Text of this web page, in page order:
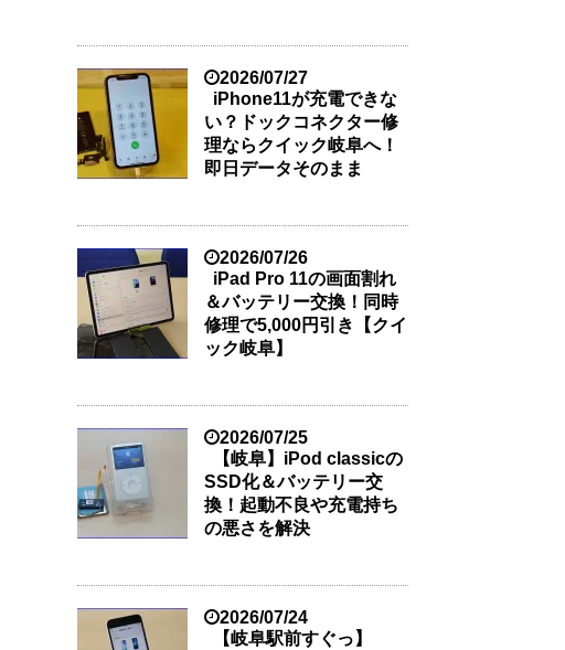
2026/07/27
iPhone11が充電できな
い？ドックコネクター修
理ならクイック岐阜へ！
即日データそのまま
2026/07/26
iPad Pro 11の画面割れ
＆バッテリー交換！同時
修理で5,000円引き【クイ
ック岐阜】
2026/07/25
【岐阜】iPod classicの
SSD化＆バッテリー交
換！起動不良や充電持ち
の悪さを解決
2026/07/24
【岐阜駅前すぐっ】